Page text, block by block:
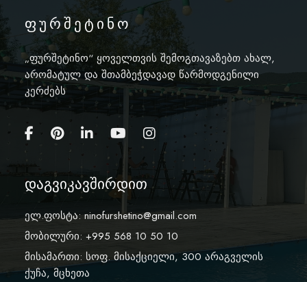
ფურშეტინო
„ფურშეტინო“ ყოველთვის შემოგთავაზებთ ახალ,
არომატულ და შთამბეჭდავად წარმოდგენილი
კერძებს
დაგვიკავშირდით
ელ.ფოსტა: ninofurshetino@gmail.com
მობილური: +995 568 10 50 10
მისამართი: სოფ. მისაქციელი, 300 არაგველის
ქუჩა, მცხეთა